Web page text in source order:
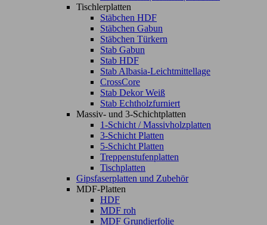
Tischlerplatten
Stäbchen HDF
Stäbchen Gabun
Stäbchen Türkern
Stab Gabun
Stab HDF
Stab Albasia-Leichtmittellage
CrossCore
Stab Dekor Weiß
Stab Echtholzfurniert
Massiv- und 3-Schichtplatten
1-Schicht / Massivholzplatten
3-Schicht Platten
5-Schicht Platten
Treppenstufenplatten
Tischplatten
Gipsfaserplatten und Zubehör
MDF-Platten
HDF
MDF roh
MDF Grundierfolie